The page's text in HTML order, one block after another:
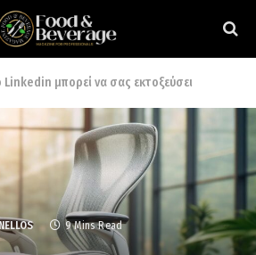
μπορεί να σας εκτοξεύσει
9 Mins Read